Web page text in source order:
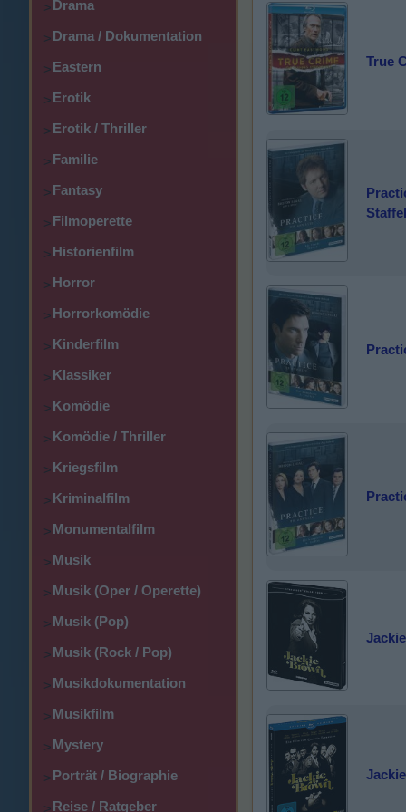
> Drama
>Drama / Dokumentation
>Eastern
>Erotik
>Erotik / Thriller
>Familie
>Fantasy
>Filmoperette
>Historienfilm
>Horror
>Horrorkomödie
>Kinderfilm
>Klassiker
>Komödie
>Komödie / Thriller
>Kriegsfilm
>Kriminalfilm
>Monumentalfilm
>Musik
>Musik (Oper / Operette)
>Musik (Pop)
>Musik (Rock / Pop)
>Musikdokumentation
>Musikfilm
>Mystery
>Porträt / Biographie
>Reise / Ratgeber
True
Staffel